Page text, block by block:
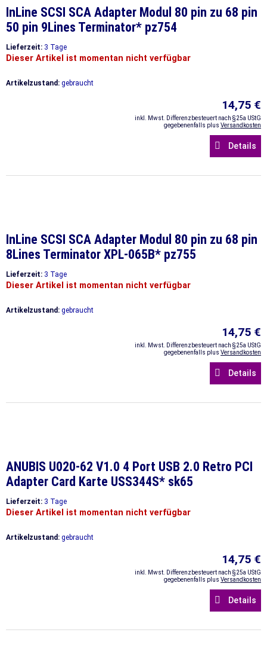
InLine SCSI SCA Adapter Modul 80 pin zu 68 pin
50 pin 9Lines Terminator* pz754
Lieferzeit: 3 Tage
Dieser Artikel ist momentan nicht verfügbar
Artikelzustand: gebraucht
14,75 €
inkl. Mwst. Differenzbesteuert nach §25a UStG
gegebenenfalls plus Versandkosten
Details
InLine SCSI SCA Adapter Modul 80 pin zu 68 pin
8Lines Terminator XPL-065B* pz755
Lieferzeit: 3 Tage
Dieser Artikel ist momentan nicht verfügbar
Artikelzustand: gebraucht
14,75 €
inkl. Mwst. Differenzbesteuert nach §25a UStG
gegebenenfalls plus Versandkosten
Details
ANUBIS U020-62 V1.0 4 Port USB 2.0 Retro PCI
Adapter Card Karte USS344S* sk65
Lieferzeit: 3 Tage
Dieser Artikel ist momentan nicht verfügbar
Artikelzustand: gebraucht
14,75 €
inkl. Mwst. Differenzbesteuert nach §25a UStG
gegebenenfalls plus Versandkosten
Details